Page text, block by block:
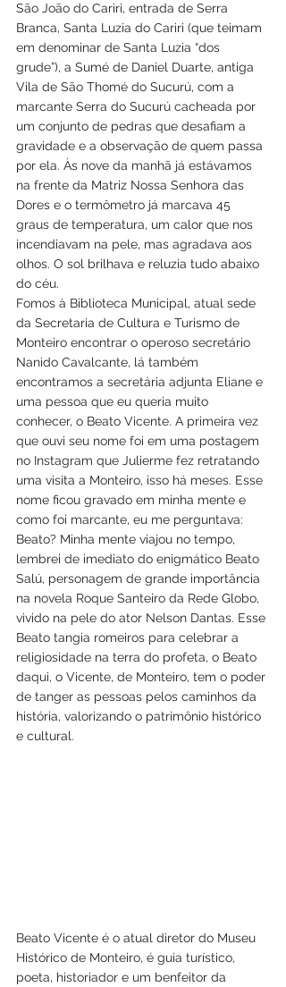
São João do Cariri, entrada de Serra
Branca, Santa Luzia do Cariri (que teimam
em denominar de Santa Luzia “dos
grude”), a Sumé de Daniel Duarte, antiga
Vila de São Thomé do Sucurú, com a
marcante Serra do Sucurú cacheada por
um conjunto de pedras que desafiam a
gravidade e a observação de quem passa
por ela. Às nove da manhã já estávamos
na frente da Matriz Nossa Senhora das
Dores e o termômetro já marcava 45
graus de temperatura, um calor que nos
incendiavam na pele, mas agradava aos
olhos. O sol brilhava e reluzia tudo abaixo
do céu.
Fomos à Biblioteca Municipal, atual sede
da Secretaria de Cultura e Turismo de
Monteiro encontrar o operoso secretário
Nanido Cavalcante, lá também
encontramos a secretária adjunta Eliane e
uma pessoa que eu queria muito
conhecer, o Beato Vicente. A primeira vez
que ouvi seu nome foi em uma postagem
no Instagram que Julierme fez retratando
uma visita a Monteiro, isso há meses. Esse
nome ficou gravado em minha mente e
como foi marcante, eu me perguntava:
Beato? Minha mente viajou no tempo,
lembrei de imediato do enigmático Beato
Salú, personagem de grande importância
na novela Roque Santeiro da Rede Globo,
vivido na pele do ator Nelson Dantas. Esse
Beato tangia romeiros para celebrar a
religiosidade na terra do profeta, o Beato
daqui, o Vicente, de Monteiro, tem o poder
de tanger as pessoas pelos caminhos da
história, valorizando o patrimônio histórico
e cultural.
Beato Vicente é o atual diretor do Museu
Histórico de Monteiro, é guia turístico,
poeta, historiador e um benfeitor da